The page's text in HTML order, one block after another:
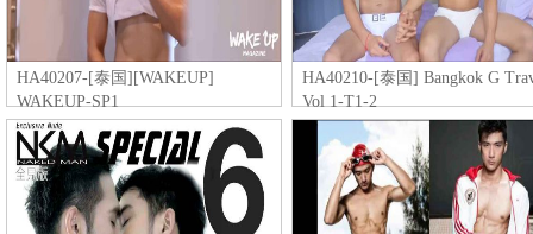
HA40207-[泰国][WAKEUP]
WAKEUP-SP1
HA40210-[泰国] Bangkok G
Vol 1-T1-2